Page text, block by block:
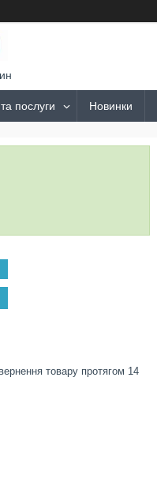
послуги Новинки
товару протягом 14